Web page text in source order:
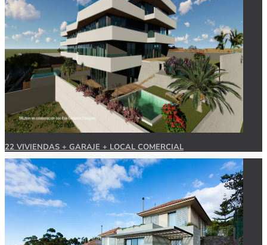
22 VIVIENDAS + GARAJE + LOCAL COMERCIAL